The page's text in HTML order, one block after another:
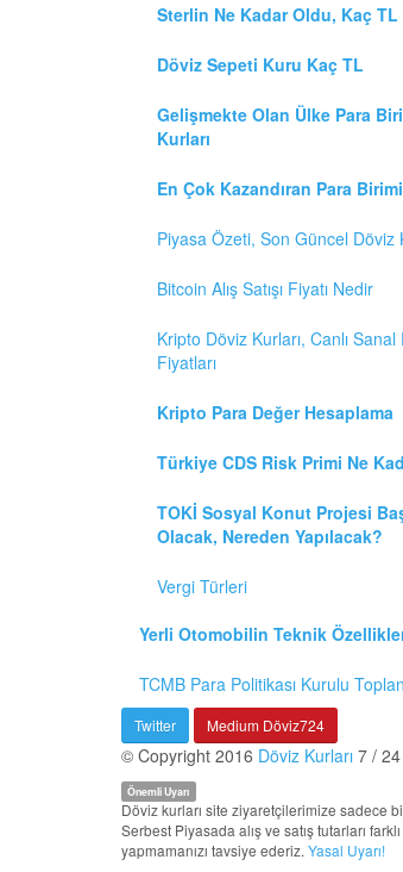
Sterlin Ne Kadar Oldu, Kaç TL
Döviz Sepeti Kuru Kaç TL
Gelişmekte Olan Ülke Para
Kurları
En Çok Kazandıran Para
Piyasa Özeti, Son Güncel Döviz
Bitcoin Alış Satışı Fiyatı Nedir
Kripto Döviz Kurları, Canlı
Fiyatları
Kripto Para Değer Hesaplama
Türkiye CDS Risk Primi Ne
TOKİ Sosyal Konut Projesi
Olacak, Nereden Yapılacak?
Vergi Türleri
Yerli Otomobilin Teknik
TCMB Para Politikası Kurulu
Twitter Medium Döviz724
© Copyright 2016 Döviz Kurları 7 /
Önemli Uyarı
Döviz kurları site ziyaretçilerimize sadece
Serbest Piyasada alış ve satış tutarları
yapmamanızı tavsiye ederiz. Yasal Uyarı!